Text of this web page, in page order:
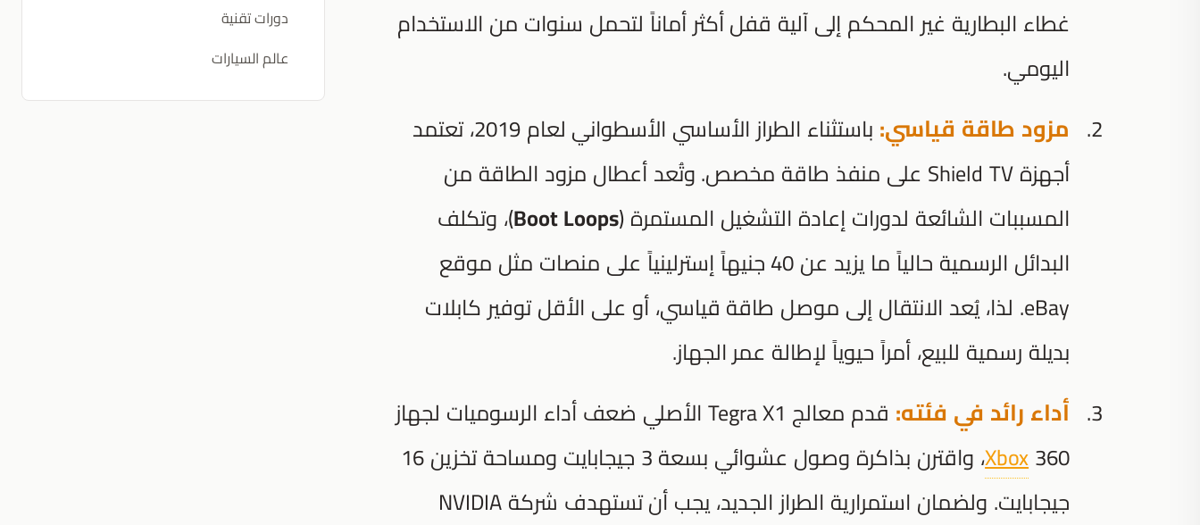
غطاء البطارية غير المحكم إلى آلية قفل أكثر أماناً لتحمل سنوات من الاستخدام
اليومي.
مزود طاقة قياسي:
باستثناء الطراز الأساسي الأسطواني لعام 2019، تعتمد
أجهزة Shield TV على منفذ طاقة مخصص. وتُعد أعطال مزود الطاقة من
المسببات الشائعة لدورات إعادة التشغيل المستمرة (Boot Loops)، وتكلف
البدائل الرسمية حالياً ما يزيد عن 40 جنيهاً إسترلينياً على منصات مثل موقع
eBay. لذا، يُعد الانتقال إلى موصل طاقة قياسي، أو على الأقل توفير كابلات
بديلة رسمية للبيع، أمراً حيوياً لإطالة عمر الجهاز.
أداء رائد في فئته: قدم معالج Tegra X1 الأصلي ضعف أداء الرسوميات لجهاز
Xbox
360، واقترن بذاكرة وصول عشوائي بسعة 3 جيجابايت ومساحة تخزين 16
جيجابايت. ولضمان استمرارية الطراز الجديد، يجب أن تستهدف شركة NVIDIA
دورات تقنية
عالم السيارات